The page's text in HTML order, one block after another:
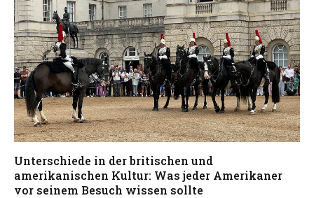
Unterschiede in der britischen und
amerikanischen Kultur: Was jeder Amerikaner
vor seinem Besuch wissen sollte